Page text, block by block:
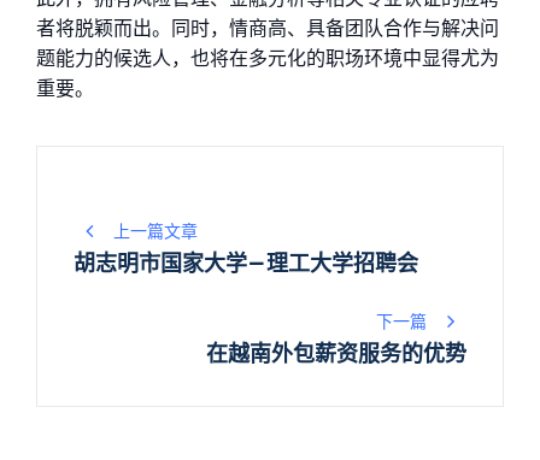
者将脱颖而出。同时，情商高、具备团队合作与解决问
题能力的候选人，也将在多元化的职场环境中显得尤为
重要。
文
章
航
上一篇文章
胡志明市国家大学—理工大学招聘会
下一篇
在越南外包薪资服务的优势